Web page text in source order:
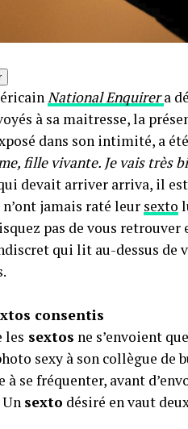
National Enquirera
à sa maitresse, la
dans son intimité, a
fille vivante. Je vais très
qui devait arriver arriva, il
jamais raté leur sexto
pas de vous retrouver
qui lit au-dessus de
consentis
les sextos ne s’envoient
sexy à son collègue
se fréquenter, avant
sexto désiré en vaut